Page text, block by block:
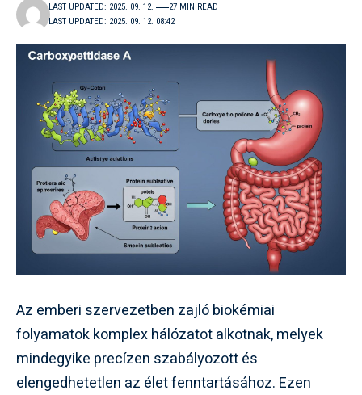
LAST UPDATED: 2025. 09. 12. 08:42
LAST UPDATED: 2025. 09. 12. 27 MIN READ
Az emberi szervezetben zajló biokémiai
folyamatok komplex hálózatot alkotnak, melyek
mindegyike precízen szabályozott és
elengedhetetlen az élet fenntartásához. Ezen